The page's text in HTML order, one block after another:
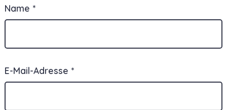
Name *
E-Mail-Adresse *